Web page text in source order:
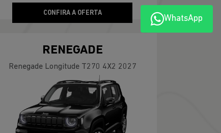
CONFIRA A OFERTA
RENEGADE
Renegade Longitude T270 4X2 2027
WhatsApp